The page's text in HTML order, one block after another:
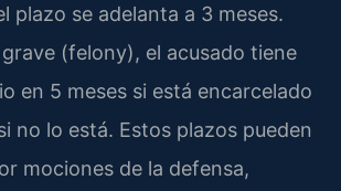
plazo se adelanta a 3 meses.
(felony), el acusado tiene
en 5 meses si está encarcelado
no lo está. Estos plazos pueden
mociones de la defensa,